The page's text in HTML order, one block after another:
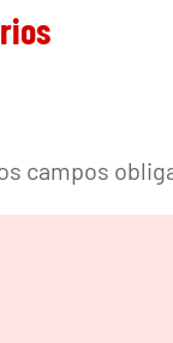
campos